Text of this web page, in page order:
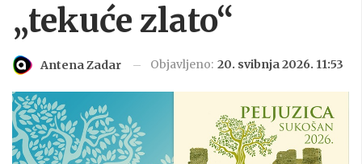
„tekuće zlato“
Antena Zadar Objavljeno: 20. svibnja 2026. 11:53